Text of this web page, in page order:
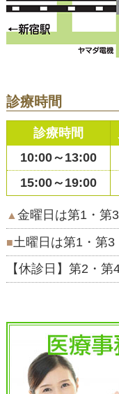
診療時間
▲ 金曜日は第1・第
■土曜日は第1・第
【休診日】第2・
診療時間
10:00～13:00
15:00～19:00